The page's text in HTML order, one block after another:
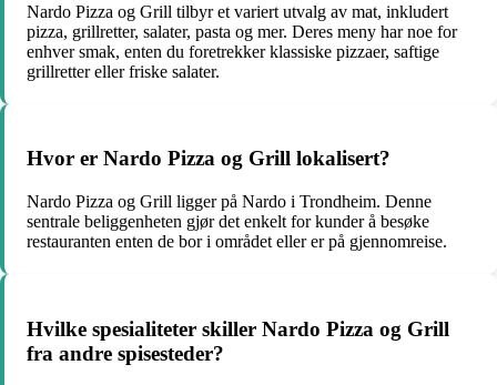
Nardo Pizza og Grill tilbyr et variert utvalg av mat, inkludert
pizza, grillretter, salater, pasta og mer. Deres meny har noe for
enhver smak, enten du foretrekker klassiske pizzaer, saftige
grillretter eller friske salater.
Hvor er Nardo Pizza og Grill lokalisert?
Nardo Pizza og Grill ligger på Nardo i Trondheim. Denne
sentrale beliggenheten gjør det enkelt for kunder å besøke
restauranten enten de bor i området eller er på gjennomreise.
Hvilke spesialiteter skiller Nardo Pizza og Grill
fra andre spisesteder?